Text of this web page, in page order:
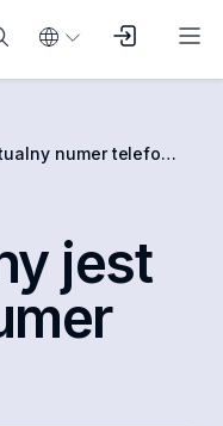
numer telefonu?
jest